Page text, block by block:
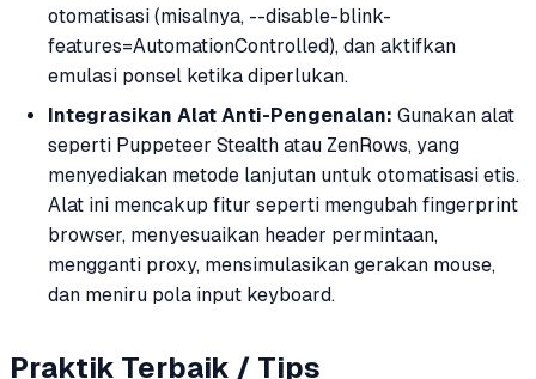
otomatisasi (misalnya, --disable-blink-
features=AutomationControlled), dan aktifkan
emulasi ponsel ketika diperlukan.
Integrasikan Alat Anti-Pengenalan: Gunakan alat
seperti Puppeteer Stealth atau ZenRows, yang
menyediakan metode lanjutan untuk otomatisasi etis.
Alat ini mencakup fitur seperti mengubah fingerprint
browser, menyesuaikan header permintaan,
mengganti proxy, mensimulasikan gerakan mouse,
dan meniru pola input keyboard.
Praktik Terbaik / Tips